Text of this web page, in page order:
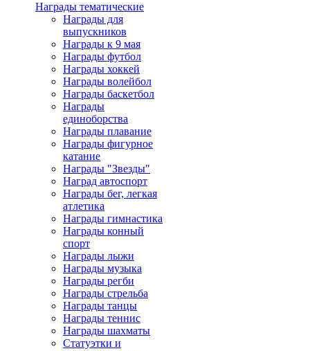
Награды тематические
Награды для
выпускников
Награды к 9 мая
Награды футбол
Награды хоккей
Награды волейбол
Награды баскетбол
Награды
единоборства
Награды плавание
Награды фигурное
катание
Награды "Звезды"
Наград автоспорт
Награды бег, легкая
атлетика
Награды гимнастика
Награды конный
спорт
Награды лыжи
Награды музыка
Награды регби
Награды стрельба
Награды танцы
Награды теннис
Награды шахматы
Статуэтки и